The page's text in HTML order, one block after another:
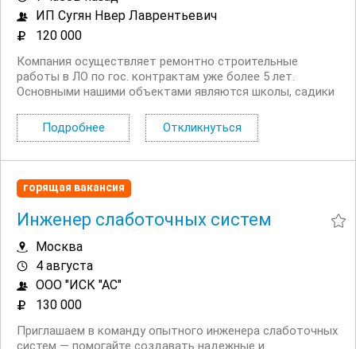
ИП Сугян Нвер Лаврентьевич
120 000
Компания осуществляет ремонтно строительные
работы в ЛО по гос. контрактам уже более 5 лет.
Основными нашими объектами являются школы, садики
располагается в Ленинградской области дер. Бегуницы
(в 2 часах езды на муниципальном прямом транспорте
Подробнее Откликнуться
горящая вакансия
Инженер слаботочных систем
Москва
4 августа
ООО "ИСК "АС"
130 000
Приглашаем в команду опытного инженера слаботочных
систем — помогайте создавать надежные и